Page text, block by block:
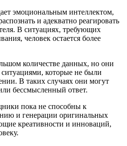
эмоциональным интеллектом,
и адекватно реагировать
В ситуациях, требующих
человек остается более
количестве данных, но они
ситуациями, которые не были
В таких случаях они могут
бессмысленный ответ.
пока не способны к
и генерации оригинальных
креативности и инноваций,